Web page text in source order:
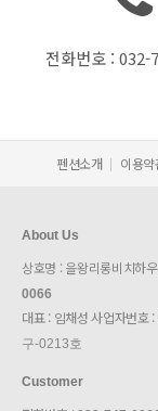
전화번호 : 032-
펜션소개 이용약
About Us
상호명 : 을왕리롱비치하
0066
대표 : 임채성 사업자번호 :
구-0213호
Customer